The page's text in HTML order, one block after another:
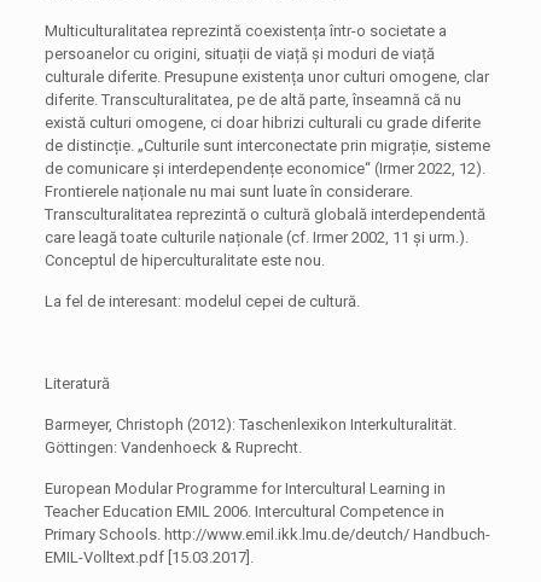
Multiculturalitatea reprezintă coexistența într-o societate a
persoanelor cu origini, situații de viață și moduri de viață
culturale diferite. Presupune existența unor culturi omogene, clar
diferite. Transculturalitatea, pe de altă parte, înseamnă că nu
există culturi omogene, ci doar hibrizi culturali cu grade diferite
de distincție. „Culturile sunt interconectate prin migrație, sisteme
de comunicare și interdependențe economice“ (Irmer 2022, 12).
Frontierele naționale nu mai sunt luate în considerare.
Transculturalitatea reprezintă o cultură globală interdependentă
care leagă toate culturile naționale (cf. Irmer 2002, 11 și urm.).
Conceptul de hiperculturalitate este nou.
La fel de interesant: modelul cepei de cultură.
Literatură
Barmeyer, Christoph (2012): Taschenlexikon Interkulturalität.
Göttingen: Vandenhoeck & Ruprecht.
European Modular Programme for Intercultural Learning in
Teacher Education EMIL 2006. Intercultural Competence in
Primary Schools. http://www.emil.ikk.lmu.de/deutch/ Handbuch-
EMIL-Volltext.pdf [15.03.2017].